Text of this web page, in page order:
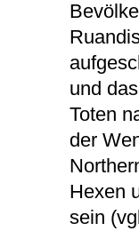
und
Toten
der
Hexen
sein